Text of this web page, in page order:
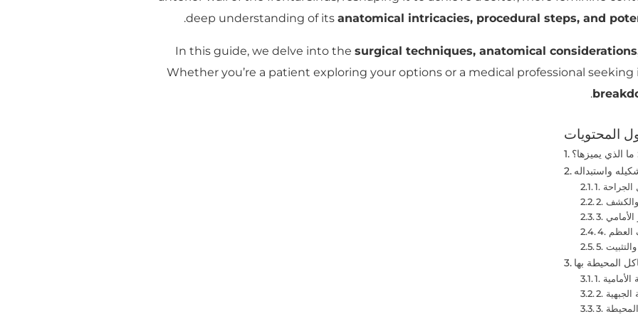
deep understanding of its anatomical intricacies, procedural steps, and
In this guide, we delve into the surgical techniques, anatomical
Whether you’re a patient exploring your options or a medical professional
المحتويات
الذي يميزها؟
واستبداله
الجراحة
والكشف
الأمامي
العظم
المحيطة بها
الأمامية
الجبهية